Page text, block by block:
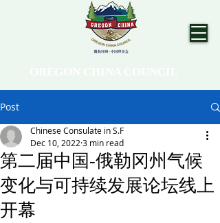
Post
第二届中国-俄勒冈州气候
变化与可持续发展论坛线上
开幕
Chinese Consulate in S.F
Dec 10, 2022 3 min read